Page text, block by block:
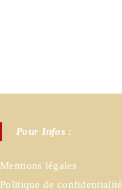
Pour Infos :
Mentions légales
Politique de confidentialité